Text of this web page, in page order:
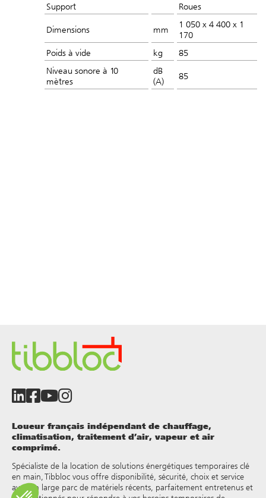
Support Roues
Dimensions mm
1 050 x 4 400 x 1
170
Poids à vide
kg
85
Niveau sonore à 10
mètres
dB
(A)
85
Loueur français indépendant de chauffage,
climatisation, traitement d’air, vapeur et air
comprimé.
Spécialiste de la location de solutions énergétiques temporaires clé
en main, Tibbloc vous offre disponibilité, sécurité, choix et service
avec un large parc de matériels récents, parfaitement entretenus et